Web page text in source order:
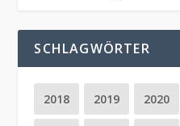
SCHLAGWÖRTER
2018 2019 2020